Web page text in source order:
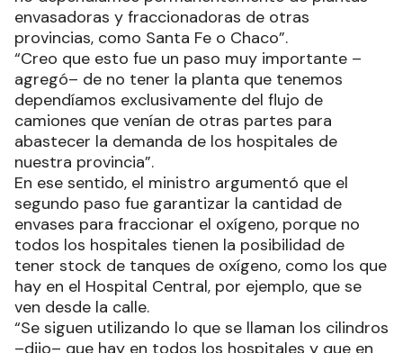
envasadoras y fraccionadoras de otras
provincias, como Santa Fe o Chaco”.
“Creo que esto fue un paso muy importante –
agregó– de no tener la planta que tenemos
dependíamos exclusivamente del flujo de
camiones que venían de otras partes para
abastecer la demanda de los hospitales de
nuestra provincia”.
En ese sentido, el ministro argumentó que el
segundo paso fue garantizar la cantidad de
envases para fraccionar el oxígeno, porque no
todos los hospitales tienen la posibilidad de
tener stock de tanques de oxígeno, como los que
hay en el Hospital Central, por ejemplo, que se
ven desde la calle.
“Se siguen utilizando lo que se llaman los cilindros